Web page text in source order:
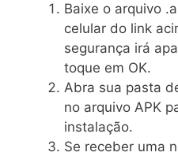
Baixe o arquivo
celular do link
segurança irá
toque em OK.
Abra sua pasta
no arquivo APK
instalação.
Se receber uma